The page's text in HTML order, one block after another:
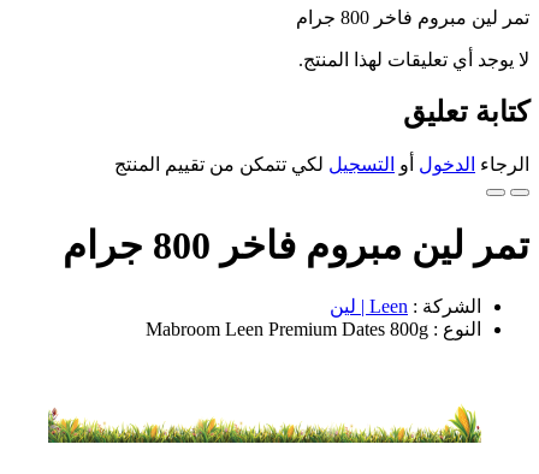
تمر لين مبروم فاخر 800 جرام
لا يوجد أي تعليقات لهذا المنتج.
كتابة تعليق
الرجاء الدخول أو التسجيل لكي تتمكن من تقييم المنتج
تمر لين مبروم فاخر 800 جرام
الشركة : Leen | لين
النوع : Mabroom Leen Premium Dates 800g